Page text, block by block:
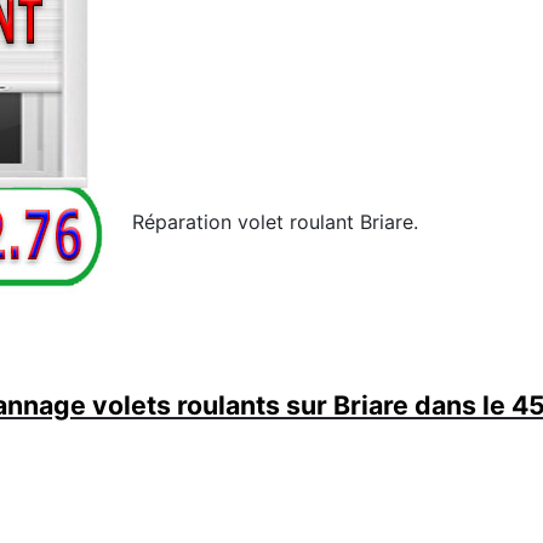
Réparation volet roulant Briare.
volets roulants sur Briare dans le